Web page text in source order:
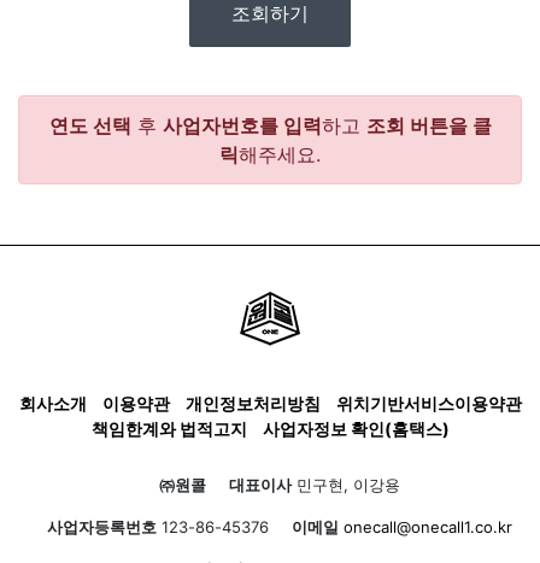
조회하기
연도 선택 후 사업자번호를 입력하고 조회 버튼을 클
릭해주세요.
회사소개 이용약관 개인정보처리방침
위치기반서비스이용약관
책임한계와 법적고지
사업자정보 확인(홈택스)
㈜원콜 대표이사민구현, 이강용
사업자등록번호 123-86-45376 이메일 onecall@onecall1.co.kr